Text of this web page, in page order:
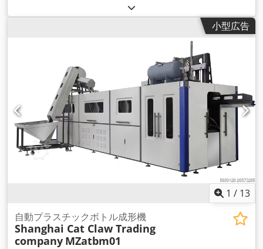
小型広告
1 / 13
自動プラスチックボトル成形機
Shanghai Cat Claw Trading
company MZatbm01